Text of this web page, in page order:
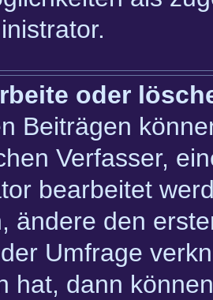
oder
Beiträgen
Verfasser,
bearbeitet
ändere den
Umfrage
hat, dann